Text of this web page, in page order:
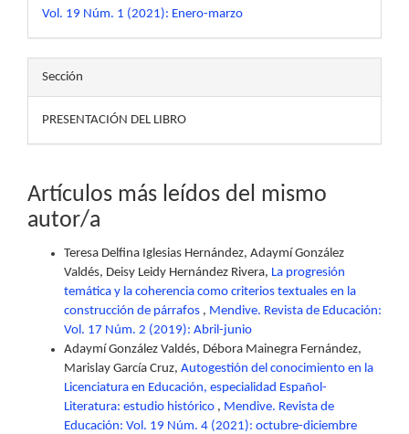
Vol. 19 Núm. 1 (2021): Enero-marzo
Sección
PRESENTACIÓN DEL LIBRO
Artículos más leídos del mismo
autor/a
Teresa Delfina Iglesias Hernández, Adaymí González
Valdés, Deisy Leidy Hernández Rivera, La progresión
temática y la coherencia como criterios textuales en la
construcción de párrafos , Mendive. Revista de Educación:
Vol. 17 Núm. 2 (2019): Abril-junio
Adaymí González Valdés, Débora Mainegra Fernández,
Marislay García Cruz, Autogestión del conocimiento en la
Licenciatura en Educación, especialidad Español-
Literatura: estudio histórico , Mendive. Revista de
Educación: Vol. 19 Núm. 4 (2021): octubre-diciembre